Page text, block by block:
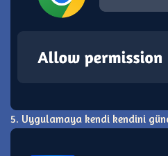
5. Uygulamaya kendi kendini